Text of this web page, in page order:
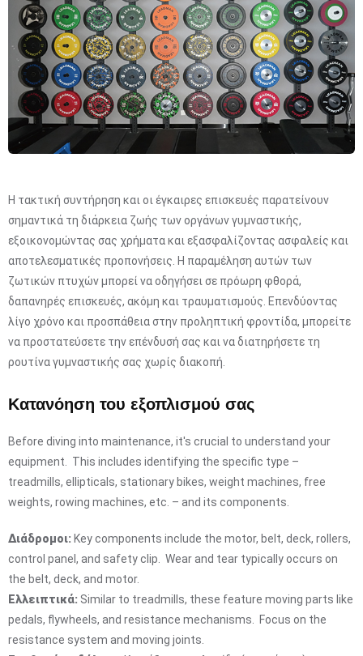
Η τακτική συντήρηση και οι έγκαιρες επισκευές παρατείνουν
σημαντικά τη διάρκεια ζωής των οργάνων γυμναστικής,
εξοικονομώντας σας χρήματα και εξασφαλίζοντας ασφαλείς και
αποτελεσματικές προπονήσεις. Η παραμέληση αυτών των
ζωτικών πτυχών μπορεί να οδηγήσει σε πρόωρη φθορά,
δαπανηρές επισκευές, ακόμη και τραυματισμούς. Επενδύοντας
λίγο χρόνο και προσπάθεια στην προληπτική φροντίδα, μπορείτε
να προστατεύσετε την επένδυσή σας και να διατηρήσετε τη
ρουτίνα γυμναστικής σας χωρίς διακοπή.
Κατανόηση του εξοπλισμού σας
Before diving into maintenance, it's crucial to understand your
equipment. This includes identifying the specific type –
treadmills, ellipticals, stationary bikes, weight machines, free
weights, rowing machines, etc. – and its components.
Διάδρομοι: Key components include the motor, belt, deck, rollers,
control panel, and safety clip. Wear and tear typically occurs on
the belt, deck, and motor.
Ελλειπτικά: Similar to treadmills, these feature moving parts like
pedals, flywheels, and resistance mechanisms. Focus on the
resistance system and moving joints.